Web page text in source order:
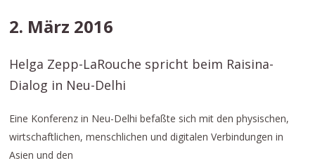
2. März 2016
Helga Zepp-LaRouche spricht beim Raisina-
Dialog in Neu-Delhi
Eine Konferenz in Neu-Delhi befaßte sich mit den physischen,
wirtschaftlichen, menschlichen und digitalen Verbindungen in
Asien und den